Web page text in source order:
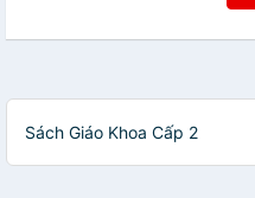
Sách Giáo Khoa Cấp 2